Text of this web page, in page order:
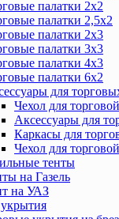
палатки 2х2
палатки 2,5х2
палатки 2х3
палатки 3х3
палатки 4х3
палатки 6х2
для
Чехол для
Аксессуары для
Каркасы для
Чехол для
тенты
на Газель
на УАЗ